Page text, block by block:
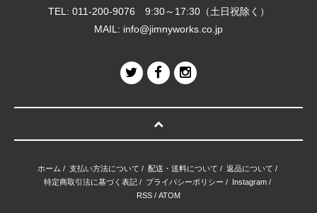
TEL: 011-200-9076 9:30～17:30（土日祝除く）
MAIL: info@jimnyworks.co.jp
ホーム / 支払い方法について / 配送・送料について / 返品について /
特定商取引法に基づく表記 / プライバシーポリシー / Instagram /
RSS / ATOM